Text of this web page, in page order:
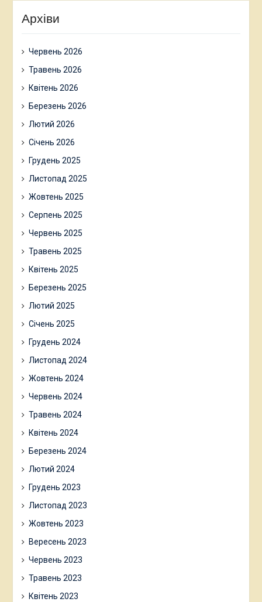
Архіви
Червень 2026
Травень 2026
Квітень 2026
Березень 2026
Лютий 2026
Січень 2026
Грудень 2025
Листопад 2025
Жовтень 2025
Серпень 2025
Червень 2025
Травень 2025
Квітень 2025
Березень 2025
Лютий 2025
Січень 2025
Грудень 2024
Листопад 2024
Жовтень 2024
Червень 2024
Травень 2024
Квітень 2024
Березень 2024
Лютий 2024
Грудень 2023
Листопад 2023
Жовтень 2023
Вересень 2023
Червень 2023
Травень 2023
Квітень 2023